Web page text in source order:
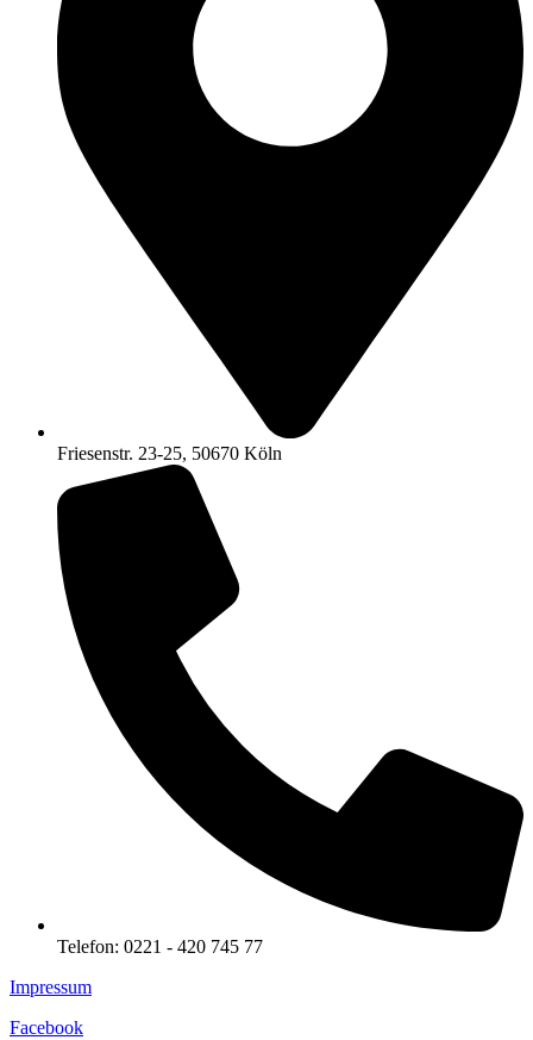
Friesenstr. 23-25, 50670 Köln
Telefon: 0221 - 420 745 77
Impressum
Facebook